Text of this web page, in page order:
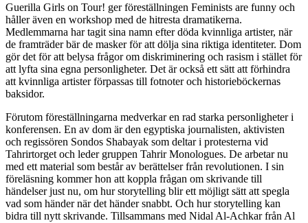
Guerilla Girls on Tour! ger föreställningen Feminists are funny och
håller även en workshop med de hitresta dramatikerna.
Medlemmarna har tagit sina namn efter döda kvinnliga artister, när
de framträder bär de masker för att dölja sina riktiga identiteter. Dom
gör det för att belysa frågor om diskriminering och rasism i stället för
att lyfta sina egna personligheter. Det är också ett sätt att förhindra
att kvinnliga artister förpassas till fotnoter och historieböckernas
baksidor.
Förutom föreställningarna medverkar en rad starka personligheter i
konferensen. En av dom är den egyptiska journalisten, aktivisten
och regissören Sondos Shabayak som deltar i protesterna vid
Tahrirtorget och leder gruppen Tahrir Monologues. De arbetar nu
med ett material som består av berättelser från revolutionen. I sin
föreläsning kommer hon att koppla frågan om skrivande till
händelser just nu, om hur storytelling blir ett möjligt sätt att spegla
vad som händer när det händer snabbt. Och hur storytelling kan
bidra till nytt skrivande. Tillsammans med Nidal Al-Achkar från Al